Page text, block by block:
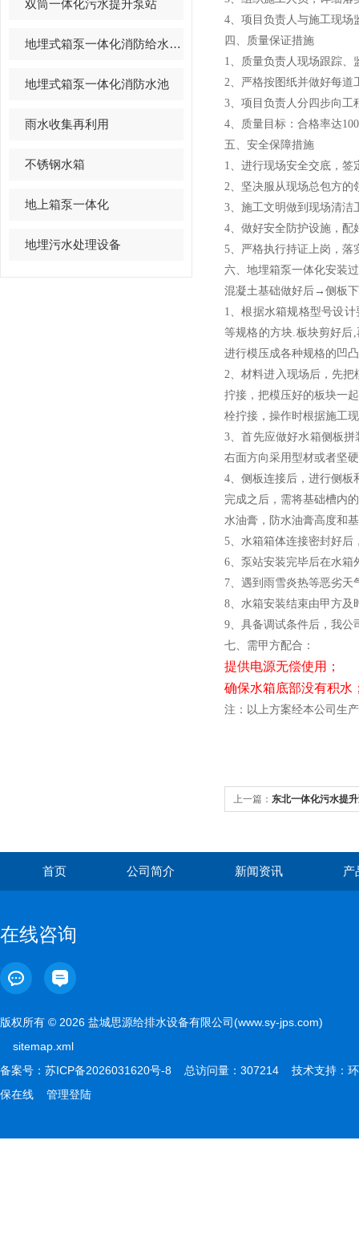
双筒一体化污水提升泵站
地埋式箱泵一体化消防给水设备
地埋式箱泵一体化消防水池
雨水收集再利用
不锈钢水箱
地上箱泵一体化
地埋污水处理设备
4、 项目负责人与施工现场
四、 质量保证措施
1、 质量负责人现场跟踪、
2、 严格按图纸并做好每道
3、 项目负责人分四步向
4、质量目标：合格率达
五、安全保障措施
1、进行现场安全交底，签
2、坚决服从现场总包方的
3、施工文明做到现场清洁
4、做好安全防护设施，配
5、严格执行持证上岗，落
六、地埋箱泵一体化安装
混凝土基础做好后 →侧板
1、根据水箱规格型号设
等规格 的方块.板块剪好后
进行模压成各种规格的凹
2、材料进入现场后，先
拧接，把模压好的板块一
栓拧接，操作时根据施工
3、首先应做好水箱侧板
右面方向采用型材或者坚
4、侧板连接后，进行侧板
完成之后，需将基础槽内
水油膏，防水油膏高度和
5、水箱箱体连接密封好后
6、泵站安装完毕后在水箱
7、遇到雨雪炎热等恶劣天
8、水箱安装结束由甲方及
9、具备调试条件后，我公
七、需甲方配合：
提供电源无偿使用；
确保水箱底部没有积水
注：以上方案经本公司生
上一篇： 东北一体化污水提
首页 公司简介 新闻资讯 产
在线咨询
版权所有 © 2026 盐城思源给排水设备有限公司(www.sy-jps.com)
sitemap.xml
备案号： 苏ICP备2026031620号-8 总访问量：307214 技术支持： 环
保在线
管理登陆